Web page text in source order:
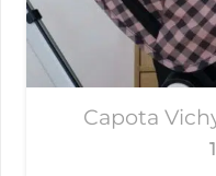
Capota